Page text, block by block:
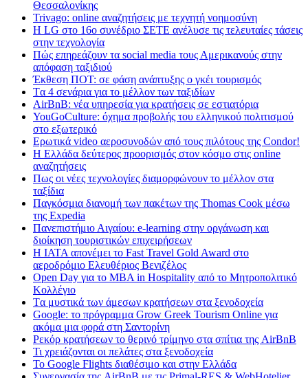
Θεσσαλονίκης
Trivago: online αναζητήσεις με τεχνητή νοημοσύνη
H LG στο 16ο συνέδριο ΣΕΤΕ ανέλυσε τις τελευταίες τάσεις
στην τεχνολογία
Πώς επηρεάζουν τα social media τους Αμερικανούς στην
απόφαση ταξιδιού
Έκθεση ΠΟΤ: σε φάση ανάπτυξης ο γκέι τουρισμός
Tα 4 σενάρια για το μέλλον των ταξιδίων
AirBnB: νέα υπηρεσία για κρατήσεις σε εστιατόρια
YouGoCulture: όχημα προβολής του ελληνικού πολιτισμού
στο εξωτερικό
Eρωτικά video αεροσυνοδών από τους πιλότους της Condor!
Η Ελλάδα δεύτερος προορισμός στον κόσμο στις online
αναζητήσεις
Πως οι νέες τεχνολογίες διαμορφώνουν το μέλλον στα
ταξίδια
Παγκόσμια διανομή των πακέτων της Thomas Cook μέσω
της Expedia
Πανεπιστήμιο Αιγαίου: e-learning στην οργάνωση και
διοίκηση τουριστικών επιχειρήσεων
Η IATA απονέμει το Fast Travel Gold Award στο
αεροδρόμιο Ελευθέριος Βενιζέλος
Open Day για το MBA in Hospitality από το Μητροπολιτικό
Κολλέγιο
Tα μυστικά των άμεσων κρατήσεων στα ξενοδοχεία
Google: το πρόγραμμα Grow Greek Tourism Online για
ακόμα μια φορά στη Σαντορίνη
Ρεκόρ κρατήσεων το θερινό τρίμηνο στα σπίτια της AirBnB
Τι χρειάζονται οι πελάτες στα ξενοδοχεία
Το Google Flights διαθέσιμο και στην Ελλάδα